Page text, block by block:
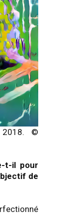
2018. ©
t-il pour
de